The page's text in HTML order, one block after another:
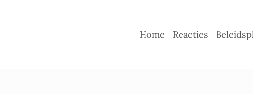
Home Reacties